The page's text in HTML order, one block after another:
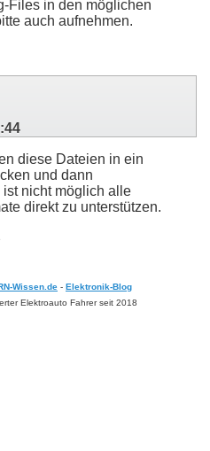
Files in den möglichen
auch aufnehmen.
diese Dateien in ein
und dann
nicht möglich alle
direkt zu unterstützen.
RN-Wissen.de - Elektronik-Blog
Elektroauto Fahrer seit 2018